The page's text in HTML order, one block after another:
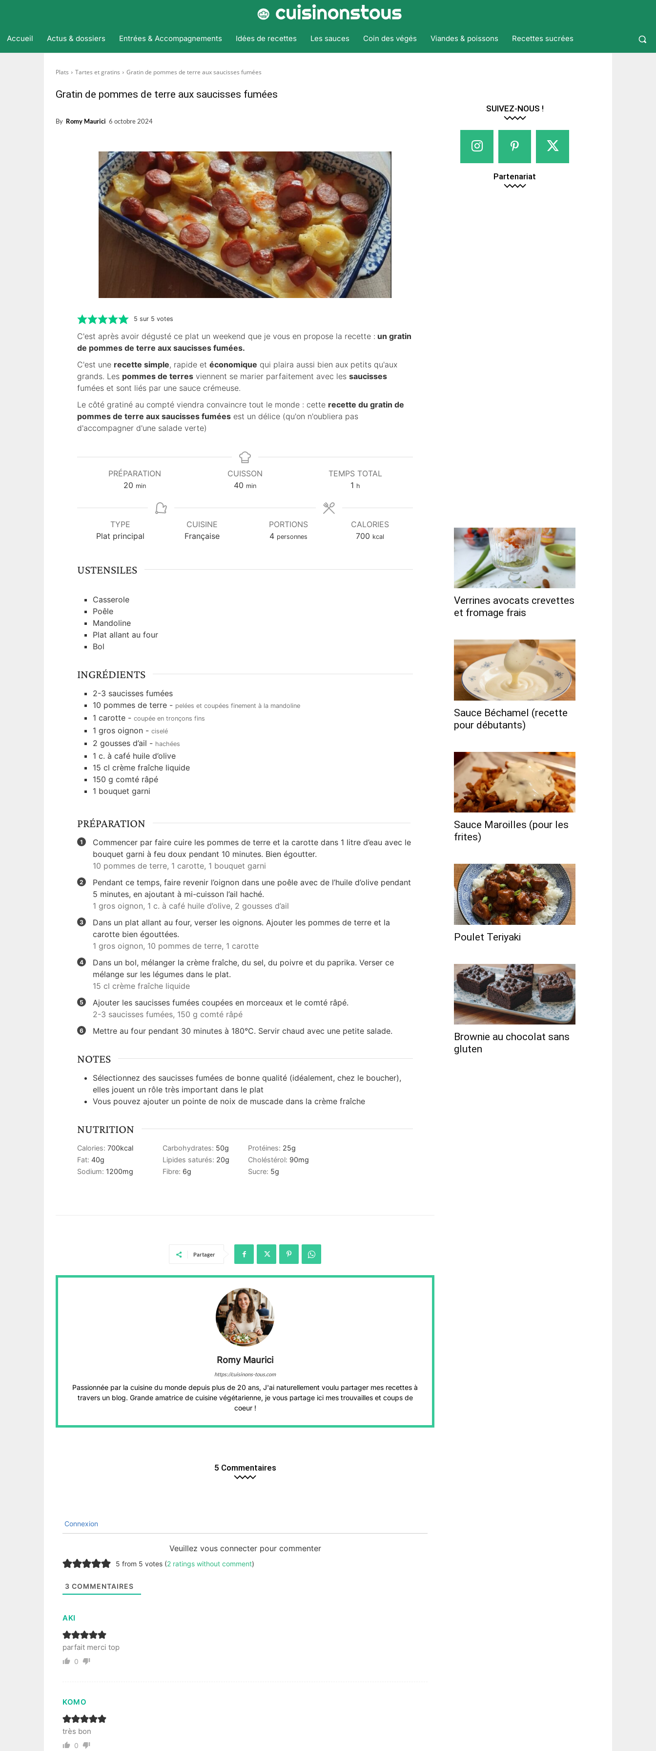
Accueil Actus & dossiers Entrées & Accompagnements Idées de recettes Les sauces Coin des végés Viandes & poissons Recettes sucrées
Plats Tartes et gratins Gratin de pommes de terre aux saucisses fumées
Gratin de pommes de terre aux saucisses fumées
By Romy Maurici 6 octobre 2024
5 sur 5 votes
C'est après avoir dégusté ce plat un weekend que je vous en propose la recette : un gratin
de pommes de terre aux saucisses fumées.
C'est une recette simple, rapide et économique qui plaira aussi bien aux petits qu'aux
grands. Les pommes de terres viennent se marier parfaitement avec les saucisses
fumées et sont liés par une sauce crémeuse.
Le côté gratiné au compté viendra convaincre tout le monde : cette recette du gratin de
pommes de terre aux saucisses fumées est un délice (qu'on n'oubliera pas
d'accompagner d'une salade verte)
PRÉPARATION
20 m
n
e
min
CUISSON
40 m
n
min
TEMPS TOTAL
1 h
u
r
e
h
TYPE
Plat principal
CUISINE
Française
PORTIONS
4 personnes
CALORIES
700 kcal
USTENSILES
Casserole
Poêle
Mandoline
Plat allant au four
Bol
INGRÉDIENTS
2-3 saucisses fumées
10 pommes de terre - pelées et coupées finement à la mandoline
1 carotte - coupée en tronçons fins
1 gros oignon - ciselé
2 gousses d’ail - hachées
1 c. à café huile d’olive
15 cl crème fraîche liquide
150 g comté râpé
1 bouquet garni
PRÉPARATION
Commencer par faire cuire les pommes de terre et la carotte dans 1 litre d’eau avec le
bouquet garni à feu doux pendant 10 minutes. Bien égoutter.
10 pommes de terre, 1 carotte, 1 bouquet garni
Pendant ce temps, faire revenir l’oignon dans une poêle avec de l’huile d’olive pendant
5 minutes, en ajoutant à mi-cuisson l’ail haché.
1 gros oignon, 1 c. à café huile d’olive, 2 gousses d’ail
Dans un plat allant au four, verser les oignons. Ajouter les pommes de terre et la
carotte bien égouttées.
1 gros oignon, 10 pommes de terre, 1 carotte
Dans un bol, mélanger la crème fraîche, du sel, du poivre et du paprika. Verser ce
mélange sur les légumes dans le plat.
15 cl crème fraîche liquide
Ajouter les saucisses fumées coupées en morceaux et le comté râpé.
2-3 saucisses fumées, 150 g comté râpé
Mettre au four pendant 30 minutes à 180°C. Servir chaud avec une petite salade.
NOTES
Sélectionnez des saucisses fumées de bonne qualité (idéalement, chez le boucher),
elles jouent un rôle très important dans le plat
Vous pouvez ajouter un pointe de noix de muscade dans la crème fraîche
NUTRITION
Calories: 700kcal Carbohydrates: 50g Protéines: 25g
Fat: 40g Lipides saturés: 20g Choléstérol: 90mg
Sodium: 1200mg Fibre: 6g Sucre: 5g
Partager
Romy Maurici
https://cuisinons-tous.com
Passionnée par la cuisine du monde depuis plus de 20 ans, J'ai naturellement voulu partager mes recettes à
travers un blog. Grande amatrice de cuisine végétarienne, je vous partage ici mes trouvailles et coups de
coeur !
5 Commentaires
Connexion
Veuillez vous connecter pour commenter
5 from 5 votes (2 ratings without comment)
3 COMMENTAIRES
AKI
parfait merci top
0
KOMO
très bon
0
SUIVEZ-NOUS !
Partenariat
Verrines avocats crevettes
et fromage frais
Sauce Béchamel (recette
pour débutants)
Sauce Maroilles (pour les
frites)
Poulet Teriyaki
Brownie au chocolat sans
gluten